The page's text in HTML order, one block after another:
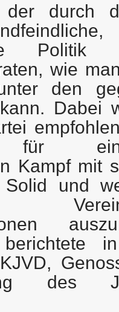
durch
wie
den
Dabei
für
Kampf mit
und
berichtete
des